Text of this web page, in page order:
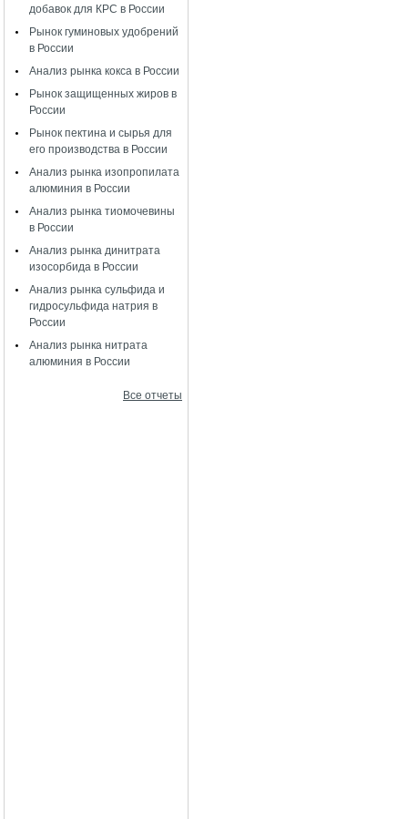
добавок для КРС в России
Рынок гуминовых удобрений
в России
Анализ рынка кокса в России
Рынок защищенных жиров в
России
Рынок пектина и сырья для
его производства в России
Анализ рынка изопропилата
алюминия в России
Анализ рынка тиомочевины
в России
Анализ рынка динитрата
изосорбида в России
Анализ рынка сульфида и
гидросульфида натрия в
России
Анализ рынка нитрата
алюминия в России
Все отчеты